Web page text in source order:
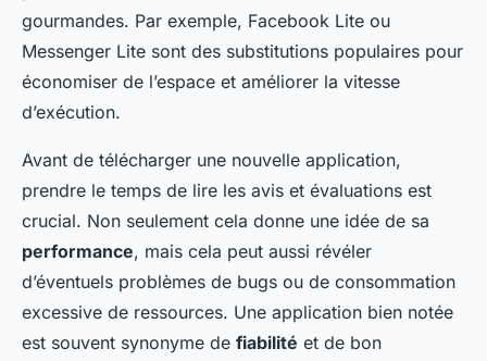
gourmandes. Par exemple, Facebook Lite ou
Messenger Lite sont des substitutions populaires pour
économiser de l’espace et améliorer la vitesse
d’exécution.
Avant de télécharger une nouvelle application,
prendre le temps de lire les avis et évaluations est
crucial. Non seulement cela donne une idée de sa
performance, mais cela peut aussi révéler
d’éventuels problèmes de bugs ou de consommation
excessive de ressources. Une application bien notée
est souvent synonyme de fiabilité et de bon